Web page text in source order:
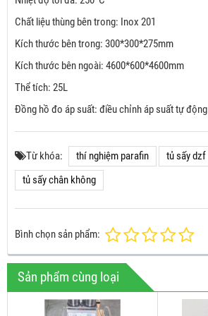
Chất liệu thùng bên trong: Inox 201
Kích thước bên trong: 300*300*275mm
Kích thước bên ngoài: 4600*600*4600mm
Thể tích: 25L
Đồng hồ đo áp suất: điều chỉnh áp suất tự động
Từ khóa: thí nghiệm parafin
tủ sấy dzf
tủ sấy chân không
Bình chọn sản phẩm:
Sản phẩm cùng loại